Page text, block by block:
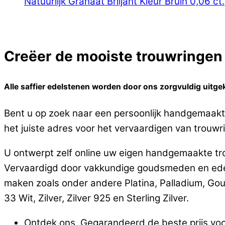
Creëer de mooiste
Alle saffier edelstenen worden door ons zorgvuldig
Bent u op zoek naar een persoonlijk
het juiste adres voor het vervaardigen van
U ontwerpt zelf online uw eigen handgemaakte
Vervaardigd door vakkundige goudsmeden en
maken zoals onder andere Platina, Palladium,
33 Wit, Zilver, Zilver 925 en Sterling Zilver.
Ontdek ons. Gegarandeerd de beste prijs